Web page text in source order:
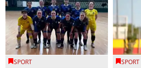
SPORT SPORT